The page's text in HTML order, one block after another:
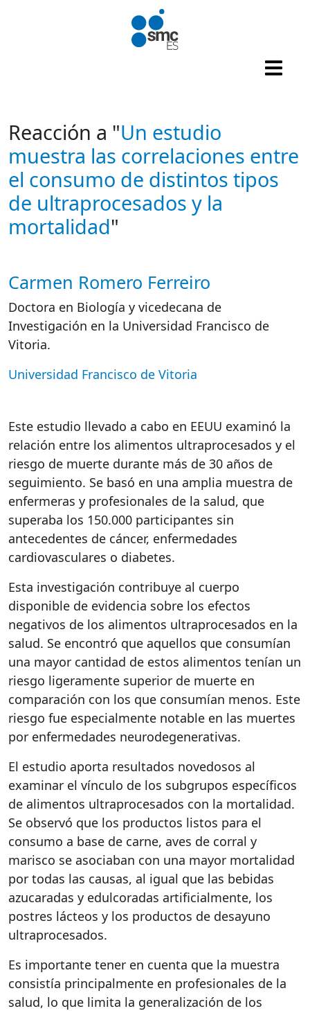
Pasar al contenido principal
Reacción a "Un estudio
muestra las correlaciones entre
el consumo de distintos tipos
de ultraprocesados y la
mortalidad"
Autor/es reacciones
Carmen Romero Ferreiro
Doctora en Biología y vicedecana de
Investigación en la Universidad Francisco de
Vitoria.
Universidad Francisco de Vitoria
Este estudio llevado a cabo en EEUU examinó la
relación entre los alimentos ultraprocesados y el
riesgo de muerte durante más de 30 años de
seguimiento. Se basó en una amplia muestra de
enfermeras y profesionales de la salud, que
superaba los 150.000 participantes sin
antecedentes de cáncer, enfermedades
cardiovasculares o diabetes.
Esta investigación contribuye al cuerpo
disponible de evidencia sobre los efectos
negativos de los alimentos ultraprocesados en la
salud. Se encontró que aquellos que consumían
una mayor cantidad de estos alimentos tenían un
riesgo ligeramente superior de muerte en
comparación con los que consumían menos. Este
riesgo fue especialmente notable en las muertes
por enfermedades neurodegenerativas.
El estudio aporta resultados novedosos al
examinar el vínculo de los subgrupos específicos
de alimentos ultraprocesados con la mortalidad.
Se observó que los productos listos para el
consumo a base de carne, aves de corral y
marisco se asociaban con una mayor mortalidad
por todas las causas, al igual que las bebidas
azucaradas y edulcoradas artificialmente, los
postres lácteos y los productos de desayuno
ultraprocesados.
Es importante tener en cuenta que la muestra
consistía principalmente en profesionales de la
salud, lo que limita la generalización de los